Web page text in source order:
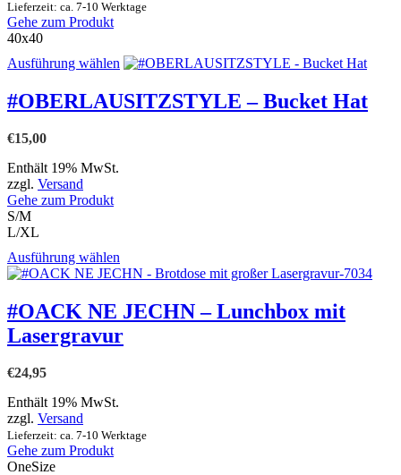
Produktseite
Lieferzeit: ca. 7-10 Werktage
Gehe zum Produkt
40x40
Ausführung wählen Dieses
weist
mehrere
werden
#OBERLAUSITZSTYLE – Bucket Hat
€15,00
Enthält 19% MwSt.
zzgl. Versand
Gehe zum Produkt
S/M
L/XL
Ausführung wählen
Produkt
mehrere
Varianten
auf.
Produktseite
#OACK NE JECHN – Lunchbox mit
Lasergravur
€24,95
Enthält 19% MwSt.
zzgl. Versand
Lieferzeit: ca. 7-10 Werktage
Gehe zum Produkt
OneSize